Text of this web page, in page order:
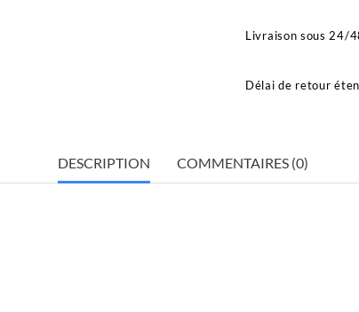
Livraison sous 24/
Délai de retour
DESCRIPTION COMMENTAIRES (0)